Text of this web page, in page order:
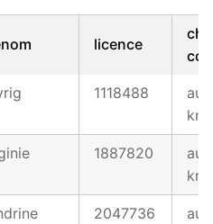
licence
1118488
au
km
1887820
au
km
2047736
au